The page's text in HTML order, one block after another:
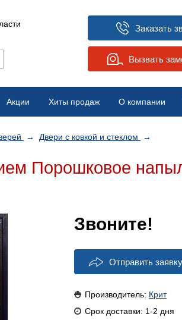
Заказать
Вызвать
Акции Хиты продаж О компании
Новости
→ Двери с ковкой и стеклом →
Порошковое
Звоните!
Отправить заявку
Производитель: Крит
Срок доставки: 1-2 дня